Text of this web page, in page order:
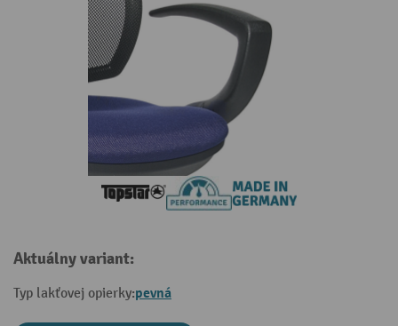
Aktuálny variant:
Typ lakťovej opierky:pevná